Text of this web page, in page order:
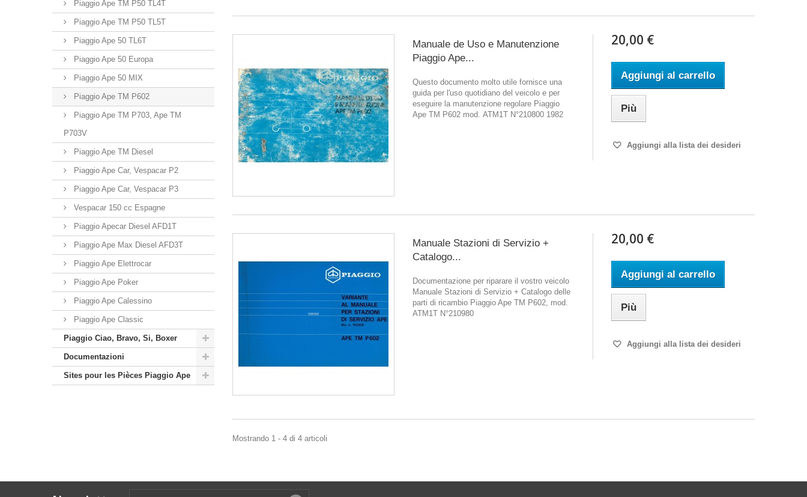
Piaggio Ape TM P50 TL4T
Piaggio Ape TM P50 TL5T
Piaggio Ape 50 TL6T
Piaggio Ape 50 Europa
Piaggio Ape 50 MIX
Piaggio Ape TM P602
Piaggio Ape TM P703, Ape TM
P703V
Piaggio Ape TM Diesel
Piaggio Ape Car, Vespacar P2
Piaggio Ape Car, Vespacar P3
Vespacar 150 cc Espagne
Piaggio Apecar Diesel AFD1T
Piaggio Ape Max Diesel AFD3T
Piaggio Ape Elettrocar
Piaggio Ape Poker
Piaggio Ape Calessino
Piaggio Ape Classic
Piaggio Ciao, Bravo, Si, Boxer
Documentazioni
Sites pour les Pièces Piaggio Ape
Manuale de Uso e Manutenzione
Piaggio Ape...
Questo documento molto utile fornisce una
guida per l'uso quotidiano del veicolo e per
eseguire la manutenzione regolare Piaggio
Ape TM P602 mod. ATM1T N°210800 1982
20,00 €
Aggiungi al carrello
Più
Aggiungi alla lista dei desideri
Manuale Stazioni di Servizio +
Catalogo...
Documentazione per riparare il vostro veicolo
Manuale Stazioni di Servizio + Catalogo delle
parti di ricambio Piaggio Ape TM P602, mod.
ATM1T N°210980
20,00 €
Aggiungi al carrello
Più
Aggiungi alla lista dei desideri
Mostrando 1 - 4 di 4 articoli